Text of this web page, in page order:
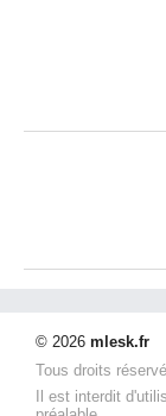
© 2026 mlesk.fr
Tous droits
Il est interdit